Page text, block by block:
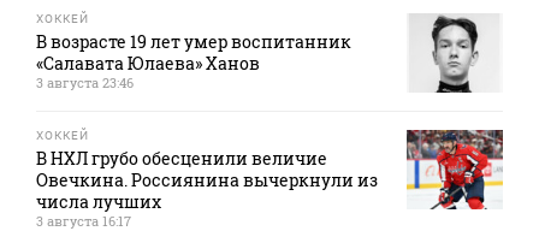
ХОККЕЙ
В возрасте 19 лет умер воспитанник
«Салавата Юлаева» Ханов
3 августа 23:46
ХОККЕЙ
В НХЛ грубо обесценили величие
Овечкина. Россиянина вычеркнули из
числа лучших
3 августа 16:17